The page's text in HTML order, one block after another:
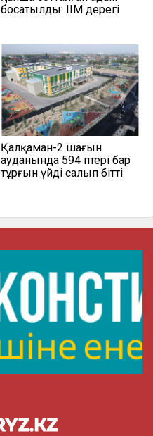
босатылды: ІІМ дерегі
Қалқаман-2 шағын
ауданында 594 пәтері бар
тұрғын үйді салып бітті